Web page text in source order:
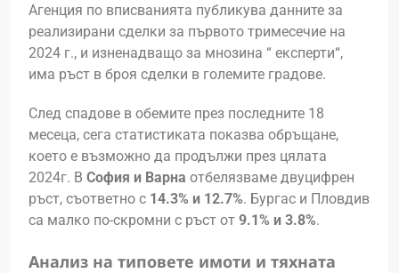
Агенция по вписванията публикува данните за
реализирани сделки за първото тримесечие на
2024 г., и изненадващо за мнозина “ експерти“,
има ръст в броя сделки в големите градове.
След спадове в обемите през последните 18
месеца, сега статистиката показва обръщане,
което е възможно да продължи през цялата
2024г. В София и Варна отбелязваме двуцифрен
ръст, съответно с 14.3% и 12.7%. Бургас и Пловдив
са малко по-скромни с ръст от 9.1% и 3.8%.
Анализ на типовете имоти и тяхната